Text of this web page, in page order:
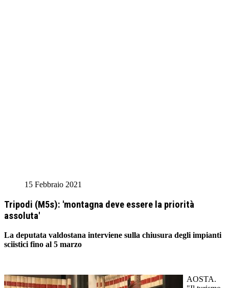
15 Febbraio 2021
Tripodi (M5s): 'montagna deve essere la priorità
assoluta'
La deputata valdostana interviene sulla chiusura degli impianti
sciistici fino al 5 marzo
AOSTA.